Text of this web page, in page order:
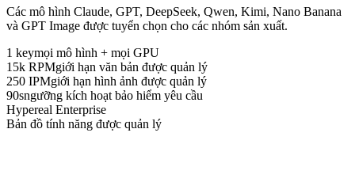
Các mô hình Claude, GPT, DeepSeek, Qwen, Kimi, Nano Banana
và GPT Image được tuyển chọn cho các nhóm sản xuất.
1 keymọi mô hình + mọi GPU
15k RPMgiới hạn văn bản được quản lý
250 IPMgiới hạn hình ảnh được quản lý
90sngưỡng kích hoạt bảo hiểm yêu cầu
Hypereal Enterprise
Bản đồ tính năng được quản lý